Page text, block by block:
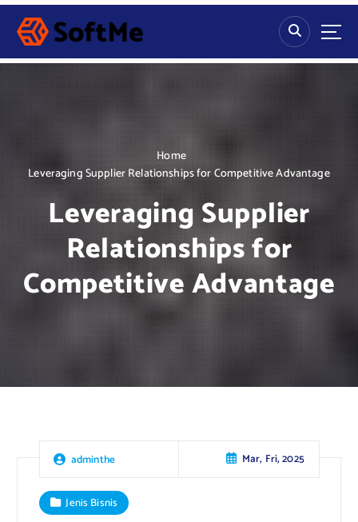
S
p
Home
Leveraging Supplier Relationships for Competitive Advantage
Leveraging Supplier
Relationships for
Competitive Advantage
adminthe Mar, Fri, 2025
Jenis Bisnis